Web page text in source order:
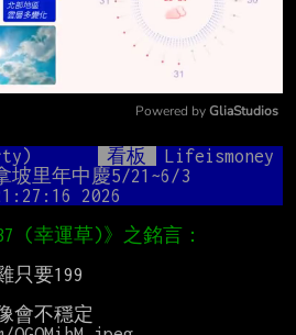
Mute
Powered by GliaStudios
看板
Lifeismoney
里年中慶5/21~6/3
2026
只要199